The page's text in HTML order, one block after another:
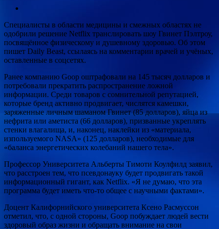
Специалисты в области медицины и смежных областях не
одобрили решение Netflix транслировать шоу Гвинет Пэлтроу,
посвящённое физическому и душевному здоровью. Об этом
пишет Daily Beast, ссылаясь на комментарии врачей и учёных,
оставленные в соцсетях.
Ранее компанию Goop оштрафовали на 145 тысяч долларов и
потребовали прекратить распространение ложной
информации. Среди товаров с сомнительной репутацией,
которые бренд активно продвигает, числятся камешки,
заряженные личным шаманом Гвинет (85 долларов), яйца из
нефрита или аметиста (66 долларов), призванные укреплять
стенки влагалища, и, наконец, наклейки из «материала,
изпользуемого NASA» (125 долларов), необходимые для
«баланса энергетических колебаний нашего тела».
Профессор Университета Альберты Тимоти Коулфилд заявил,
что расстроен тем, что псевдонауку будет продвигать такой
информационный гигант, как Netflix. «Я не думаю, что эта
программа будет иметь что-то общее с научными фактами».
Доцент Калифорнийского университета Ксено Расмуссон
отметил, что, с одной стороны, Goop побуждает людей вести
здоровый образ жизни и обращать внимание на свои